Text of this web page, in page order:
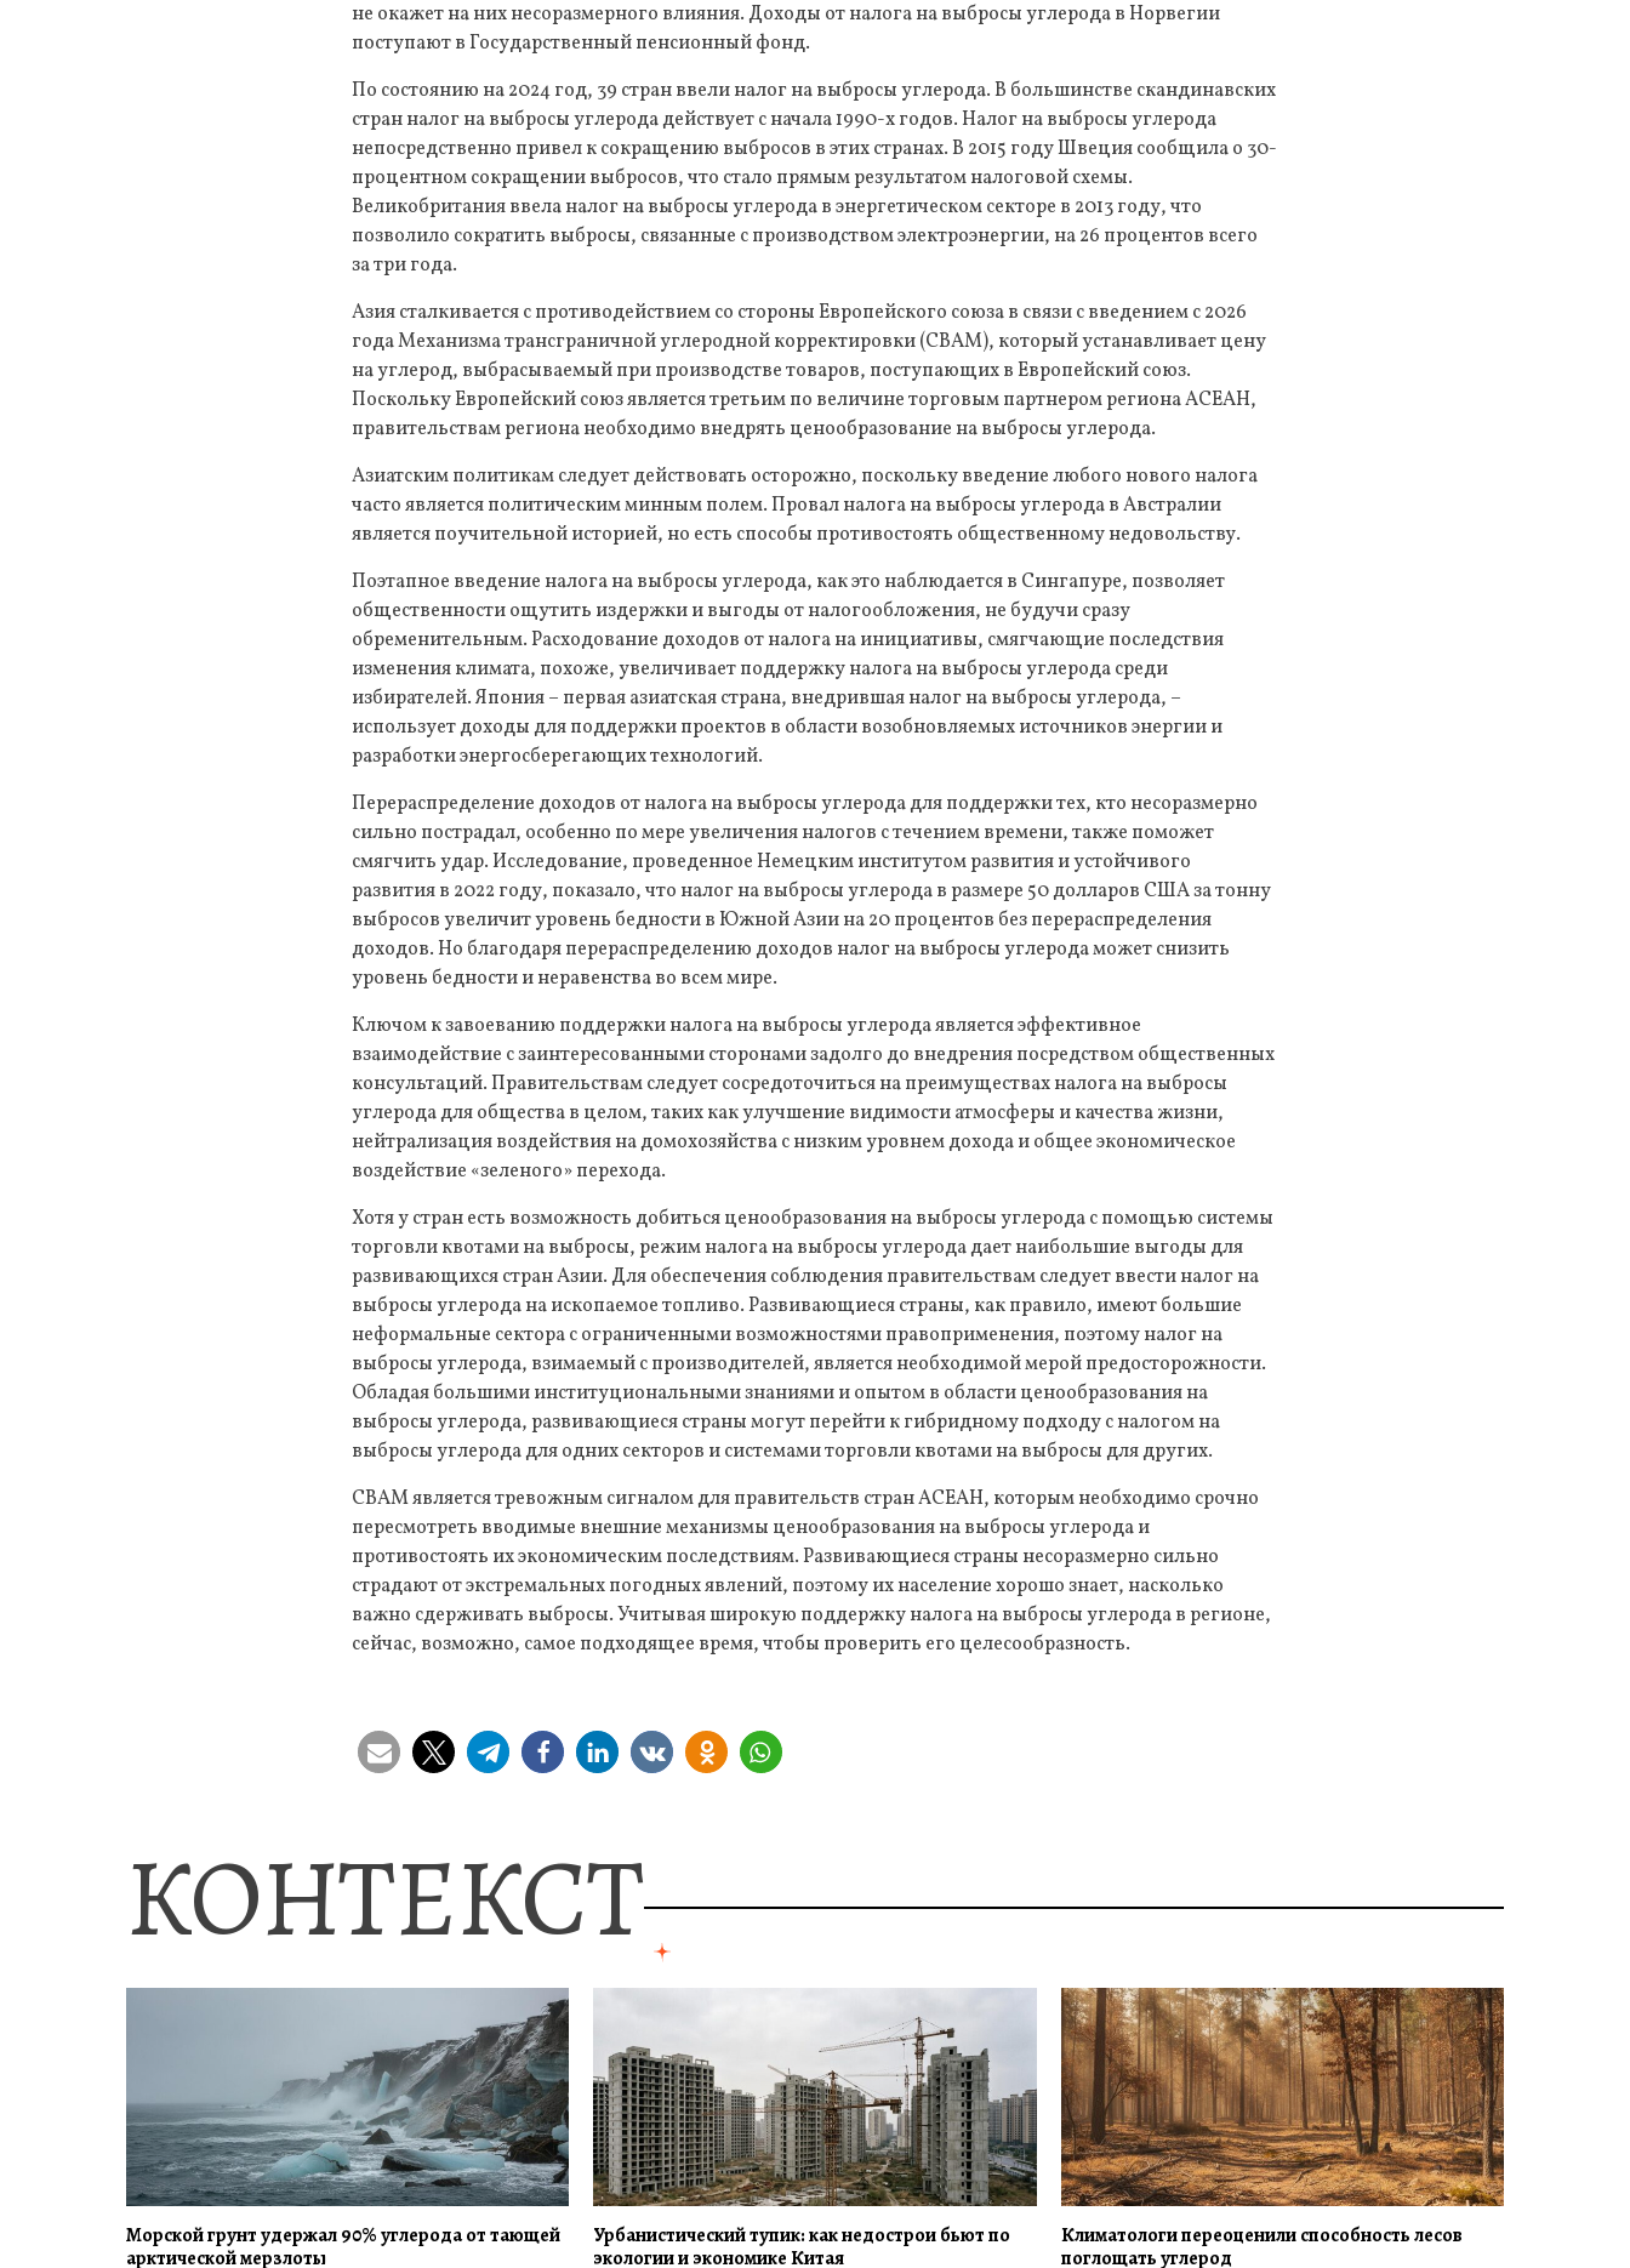
не окажет на них несоразмерного влияния. Доходы от налога на выбросы углерода в Норвегии
поступают в Государственный пенсионный фонд.
По состоянию на 2024 год, 39 стран ввели налог на выбросы углерода. В большинстве скандинавских
стран налог на выбросы углерода действует с начала 1990-х годов. Налог на выбросы углерода
непосредственно привел к сокращению выбросов в этих странах. В 2015 году Швеция сообщила о 30-
процентном сокращении выбросов, что стало прямым результатом налоговой схемы.
Великобритания ввела налог на выбросы углерода в энергетическом секторе в 2013 году, что
позволило сократить выбросы, связанные с производством электроэнергии, на 26 процентов всего
за три года.
Азия сталкивается с противодействием со стороны Европейского союза в связи с введением с 2026
года Механизма трансграничной углеродной корректировки (CBAM), который устанавливает цену
на углерод, выбрасываемый при производстве товаров, поступающих в Европейский союз.
Поскольку Европейский союз является третьим по величине торговым партнером региона АСЕАН,
правительствам региона необходимо внедрять ценообразование на выбросы углерода.
Азиатским политикам следует действовать осторожно, поскольку введение любого нового налога
часто является политическим минным полем. Провал налога на выбросы углерода в Австралии
является поучительной историей, но есть способы противостоять общественному недовольству.
Поэтапное введение налога на выбросы углерода, как это наблюдается в Сингапуре, позволяет
общественности ощутить издержки и выгоды от налогообложения, не будучи сразу
обременительным. Расходование доходов от налога на инициативы, смягчающие последствия
изменения климата, похоже, увеличивает поддержку налога на выбросы углерода среди
избирателей. Япония – первая азиатская страна, внедрившая налог на выбросы углерода, –
использует доходы для поддержки проектов в области возобновляемых источников энергии и
разработки энергосберегающих технологий.
Перераспределение доходов от налога на выбросы углерода для поддержки тех, кто несоразмерно
сильно пострадал, особенно по мере увеличения налогов с течением времени, также поможет
смягчить удар. Исследование, проведенное Немецким институтом развития и устойчивого
развития в 2022 году, показало, что налог на выбросы углерода в размере 50 долларов США за тонну
выбросов увеличит уровень бедности в Южной Азии на 20 процентов без перераспределения
доходов. Но благодаря перераспределению доходов налог на выбросы углерода может снизить
уровень бедности и неравенства во всем мире.
Ключом к завоеванию поддержки налога на выбросы углерода является эффективное
взаимодействие с заинтересованными сторонами задолго до внедрения посредством общественных
консультаций. Правительствам следует сосредоточиться на преимуществах налога на выбросы
углерода для общества в целом, таких как улучшение видимости атмосферы и качества жизни,
нейтрализация воздействия на домохозяйства с низким уровнем дохода и общее экономическое
воздействие «зеленого» перехода.
Хотя у стран есть возможность добиться ценообразования на выбросы углерода с помощью системы
торговли квотами на выбросы, режим налога на выбросы углерода дает наибольшие выгоды для
развивающихся стран Азии. Для обеспечения соблюдения правительствам следует ввести налог на
выбросы углерода на ископаемое топливо. Развивающиеся страны, как правило, имеют большие
неформальные сектора с ограниченными возможностями правоприменения, поэтому налог на
выбросы углерода, взимаемый с производителей, является необходимой мерой предосторожности.
Обладая большими институциональными знаниями и опытом в области ценообразования на
выбросы углерода, развивающиеся страны могут перейти к гибридному подходу с налогом на
выбросы углерода для одних секторов и системами торговли квотами на выбросы для других.
CBAM является тревожным сигналом для правительств стран АСЕАН, которым необходимо срочно
пересмотреть вводимые внешние механизмы ценообразования на выбросы углерода и
противостоять их экономическим последствиям. Развивающиеся страны несоразмерно сильно
страдают от экстремальных погодных явлений, поэтому их население хорошо знает, насколько
важно сдерживать выбросы. Учитывая широкую поддержку налога на выбросы углерода в регионе,
сейчас, возможно, самое подходящее время, чтобы проверить его целесообразность.
КОНТЕКСТ
Морской грунт удержал 90% углерода от тающей
арктической мерзлоты
Урбанистический тупик: как недострои бьют по
экологии и экономике Китая
Климатологи переоценили способность лесов
поглощать углерод